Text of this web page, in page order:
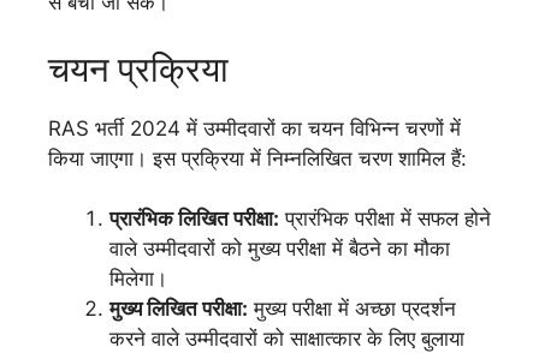
चयन प्रक्रिया
RAS भर्ती 2024 में उम्मीदवारों का चयन विभिन्न चरणों में
किया जाएगा। इस प्रक्रिया में निम्नलिखित चरण शामिल हैं:
प्रारंभिक लिखित परीक्षा: प्रारंभिक परीक्षा में सफल होने
वाले उम्मीदवारों को मुख्य परीक्षा में बैठने का मौका
मिलेगा।
मुख्य लिखित परीक्षा: मुख्य परीक्षा में अच्छा प्रदर्शन
करने वाले उम्मीदवारों को साक्षात्कार के लिए बुलाया